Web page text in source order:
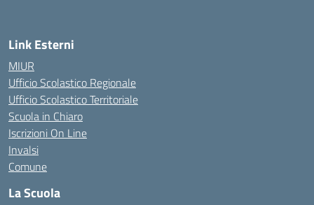
Link Esterni
MIUR
Ufficio Scolastico Regionale
Ufficio Scolastico Territoriale
Scuola in Chiaro
Iscrizioni On Line
Invalsi
Comune
La Scuola